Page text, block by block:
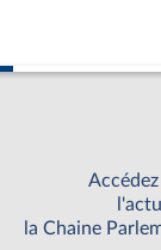
la Chaine